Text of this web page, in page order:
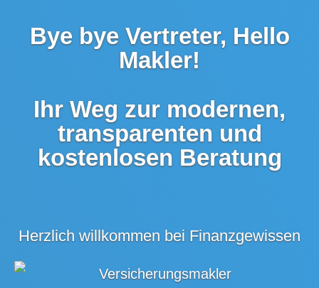
Bye bye Vertreter, Hello
Makler!
Ihr Weg zur modernen,
transparenten und
kostenlosen Beratung
Herzlich willkommen bei Finanzgewissen